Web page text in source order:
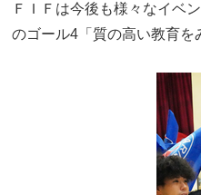
ＦＩＦは今後も様々なイベ
のゴール4「質の高い教育を